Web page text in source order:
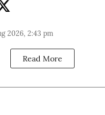
2026, 2:43 pm
Read More